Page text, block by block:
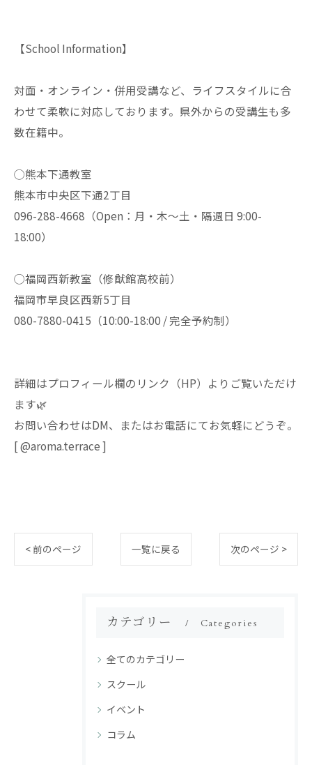
【School Information】
対面・オンライン・併用受講など、ライフスタイルに合
わせて柔軟に対応しております。県外からの受講生も多
数在籍中。
◯熊本下通教室
熊本市中央区下通2丁目
096-288-4668（Open：月・木〜土・隔週日 9:00-
18:00）
◯福岡西新教室（修猷館高校前）
福岡市早良区西新5丁目
080-7880-0415（10:00-18:00 / 完全予約制）
詳細はプロフィール欄のリンク（HP）よりご覧いただけ
ます🌿
お問い合わせはDM、またはお電話にてお気軽にどうぞ。
[ @aroma.terrace ]
< 前のページ 一覧に戻る 次のページ >
カテゴリー Categories
全てのカテゴリー
スクール
イベント
コラム